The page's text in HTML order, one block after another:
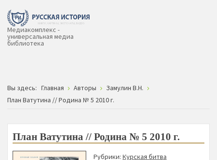
Медиакомплекс -
универсальная медиа
библиотека
Вы здесь: Главная Авторы
Замулин В.Н.
План Ватутина // Родина № 5 2010 г.
План Ватутина // Родина № 5 2010 г.
Рубрики: Курская битва